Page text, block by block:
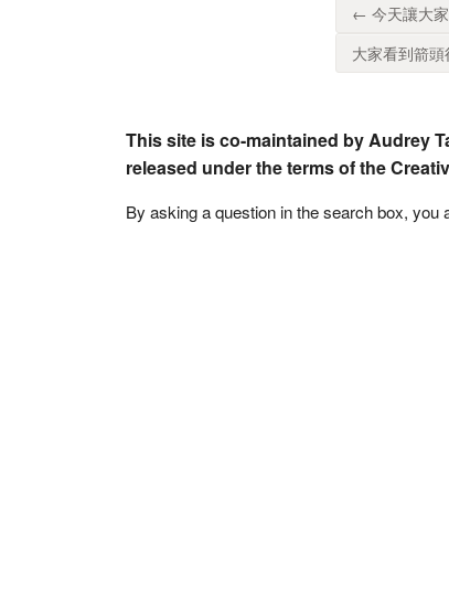
← 今天讓大
大家看到箭
This site is co-maintained by Audrey
released under the terms of the
By asking a question in the search box, you